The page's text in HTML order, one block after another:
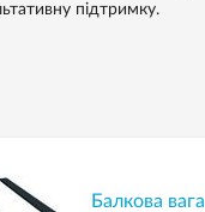
підтримку.
Балкова вага